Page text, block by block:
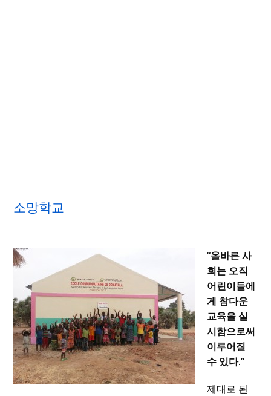
소망학교
“올바른 사
회는 오직
어린이들에
게 참다운
교육을 실
시함으로써
이루어질
수 있다.”
제대로 된